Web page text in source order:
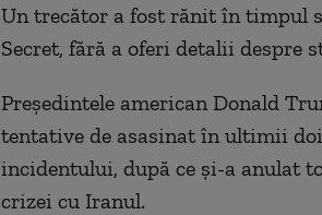
Un trecător a fost rănit în timpul
Secret, fără a oferi detalii despre
Preşedintele american Donald
tentative de asasinat în ultimii
incidentului, după ce şi-a anulat
crizei cu Iranul.